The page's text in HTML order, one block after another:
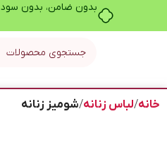
بدون ضامن، بدون سود
خانه لباس زنانه شومیز زنانه